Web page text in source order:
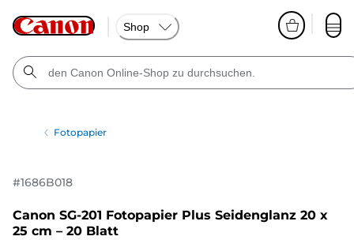
Shop
Fotopapier
#1686B018
Canon SG-201 Fotopapier Plus Seidenglanz 20 x
25 cm – 20 Blatt